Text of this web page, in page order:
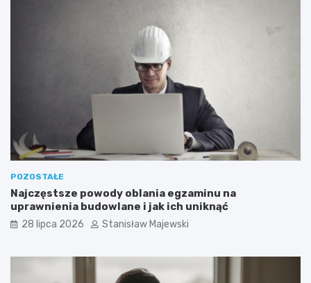
POZOSTAŁE
Najczęstsze powody oblania egzaminu na
uprawnienia budowlane i jak ich uniknąć
28 lipca 2026 Stanisław Majewski